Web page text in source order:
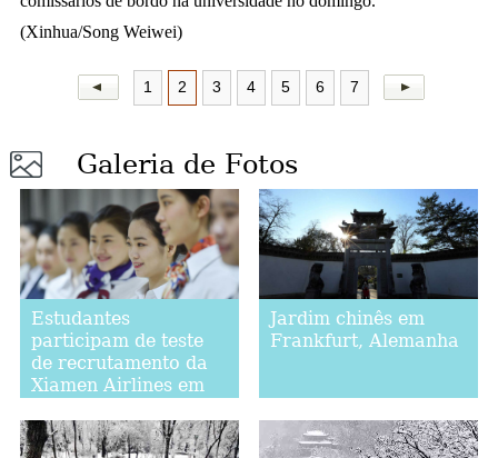
(Xinhua/Song Weiwei)
1 2 3 4 5 6 7
Galeria de Fotos
Estudantes
participam de teste
de recrutamento da
Xiamen Airlines em
Jardim chinês em
Frankfurt, Alemanha